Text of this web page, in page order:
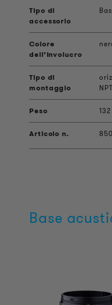
850
Base